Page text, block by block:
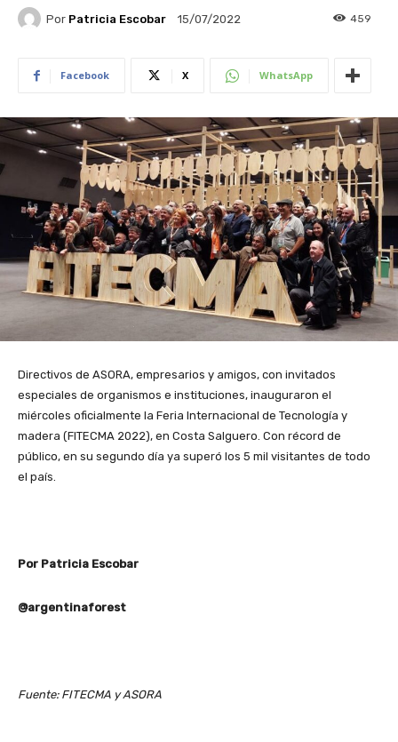
Por Patricia Escobar 15/07/2022 459
Facebook X WhatsApp
Directivos de ASORA, empresarios y amigos, con invitados
especiales de organismos e instituciones, inauguraron el
miércoles oficialmente la Feria Internacional de Tecnología y
madera (FITECMA 2022), en Costa Salguero. Con récord de
público, en su segundo día ya superó los 5 mil visitantes de todo
el país.
Por Patricia Escobar
@argentinaforest
Fuente: FITECMA y ASORA